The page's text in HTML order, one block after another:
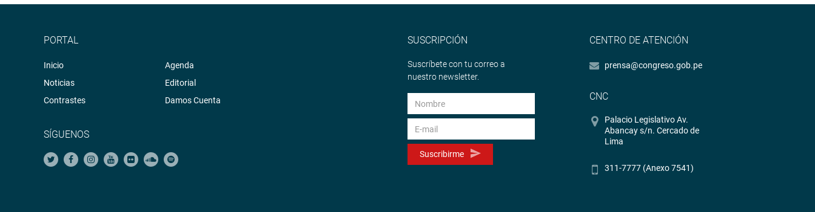
PORTAL
Inicio
Noticias
Contrastes
Agenda
Editorial
Damos Cuenta
SÍGUENOS
SUSCRIPCIÓN
Suscríbete con tu correo a
nuestro newsletter.
Suscribirme
CENTRO DE ATENCIÓN
prensa@congreso.gob.pe
CNC
Palacio Legislativo Av.
Abancay s/n. Cercado de
Lima
311-7777 (Anexo 7541)